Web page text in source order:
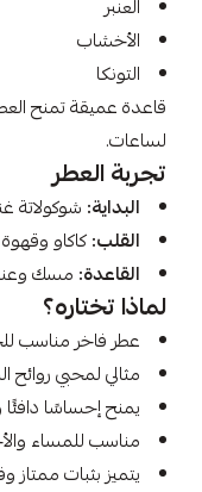
العنبر
الأخشاب
التونكا
قاعدة عميقة تمنح
لساعات.
تجربة العطر
البداية: شوكولاتة
القلب:كاكاو
القاعدة: مسك
لماذا تختاره؟
عطر فاخر مناسب
مثالي لمحبي روائح
يمنح إحساسًا
مناسب للمساء
يتميز بثبات